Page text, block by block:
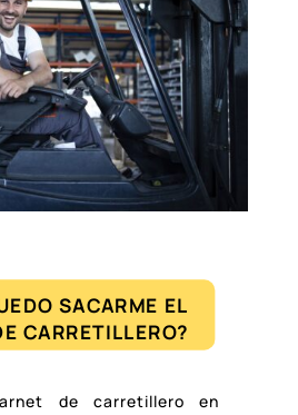
SACARME EL
CARRETILLERO?
de carretillero en